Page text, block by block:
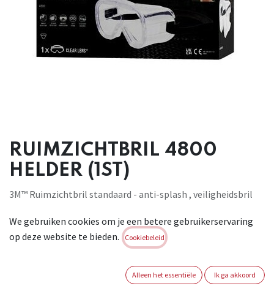
RUIMZICHTBRIL 4800
HELDER (1ST)
3M™ Ruimzichtbril standaard - anti-splash , veiligheidsbril
verfspuiten en vlakschuren. Goed zicht dankzij
anticondenslaag. Directe ventilatie voor doorlopend koelen
gehoorbescherming en maskers.Conform : EN 166:2001
We gebruiken cookies om je een betere gebruikerservaring
op deze website te bieden.
Cookiebeleid
Alleen het essentiële Ik ga akkoord